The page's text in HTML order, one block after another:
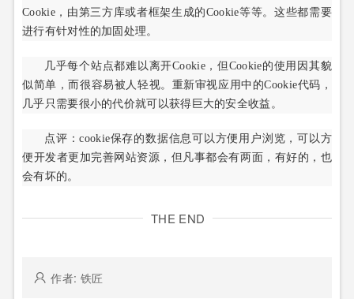
Cookie，由第三方库或者框架生成的Cookie等等。这些都需要
进行有针对性的加固处理。
几乎每个站点都难以离开Cookie，但Cookie的使用因其貌
似简单，而很容易被人轻视。重新审视应用中的Cookie代码，
几乎只需要很小的代价就可以获得巨大的安全收益。
点评：cookie保存的数据信息可以方便用户浏览，可以方
便开发者更加完善网站资源，但凡事都会有两面，有好的，也
会有坏的。
THE END
作者: 铁匠